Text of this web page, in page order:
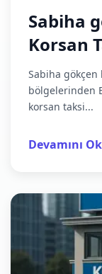
Sabiha
Korsan
Sabiha gökçen
bölgelerinden
korsan taksi...
Devamını